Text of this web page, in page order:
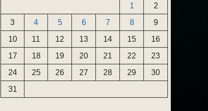
1
2
3
4 5 6 7 8
9
10
11 12 13 14 15
16
17
18 19 20 21 22
23
24
25 26 27 28 29
30
31